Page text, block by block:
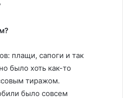
плащи, сапоги и так
было хоть как-то
тиражом.
было совсем